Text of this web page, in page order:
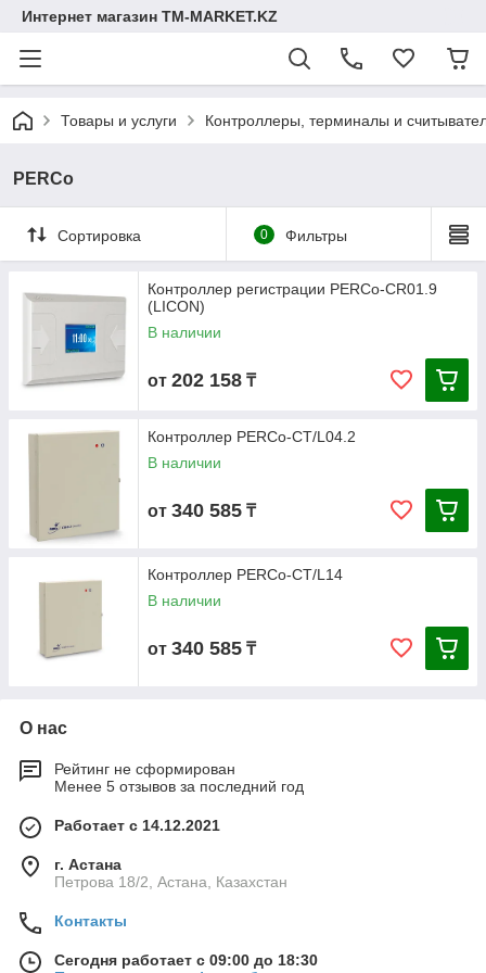
Интернет магазин TM-MARKET.KZ
Товары и услуги Контроллеры, терминалы и
PERCo
Сортировка 0 Фильтры
Контроллер регистрации PERCo-CR01.9
(LICON)
В наличии
от 202 158 ₸
Контроллер PERCo-CT/L04.2
В наличии
от 340 585 ₸
Контроллер PERCo-CT/L14
В наличии
от 340 585 ₸
О нас
Рейтинг не сформирован
Менее 5 отзывов за последний год
Работает с 14.12.2021
г. Астана
Петрова 18/2, Астана, Казахстан
Контакты
Сегодня работает с 09:00 до 18:30